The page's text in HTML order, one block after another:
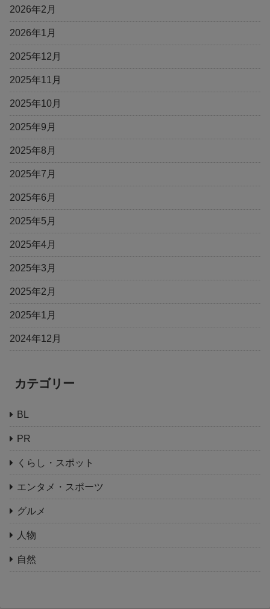
2026年2月
2026年1月
2025年12月
2025年11月
2025年10月
2025年9月
2025年8月
2025年7月
2025年6月
2025年5月
2025年4月
2025年3月
2025年2月
2025年1月
2024年12月
カテゴリー
BL
PR
くらし・スポット
エンタメ・スポーツ
グルメ
人物
自然